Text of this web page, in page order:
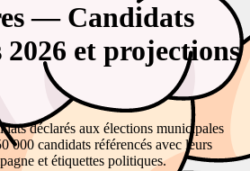
— Candidats
et projections
déclarés aux élections municipales
000 candidats référencés avec leurs
et étiquettes politiques.